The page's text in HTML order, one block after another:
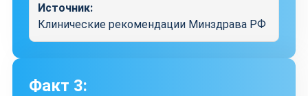
Источник:
Клинические рекомендации Минздрава РФ
Факт 3: